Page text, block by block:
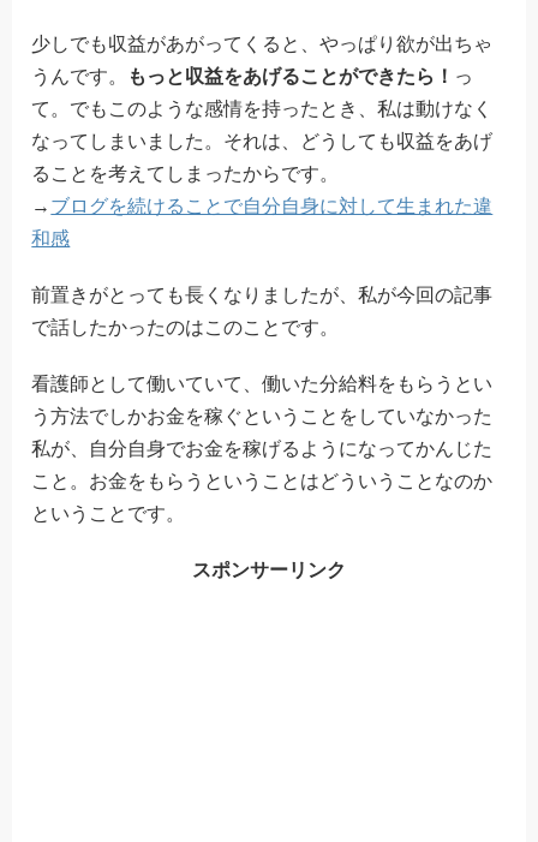
少しでも収益があがってくると、やっぱり欲が出ちゃ
うんです。
もっと収益をあげることができたら！ っ
て。でもこのような感情を持ったとき、私は動けなく
なってしまいました。それは、どうしても収益をあげ
ることを考えてしまったからです。
→ ブログを続けることで自分自身に対して生まれた違
和感
前置きがとっても長くなりましたが、私が今回の記事
で話したかったのはこのことです。
看護師として働いていて、働いた分給料をもらうとい
う方法でしかお金を稼ぐということをしていなかった
私が、自分自身でお金を稼げるようになってかんじた
こと。お金をもらうということはどういうことなのか
ということです。
スポンサーリンク